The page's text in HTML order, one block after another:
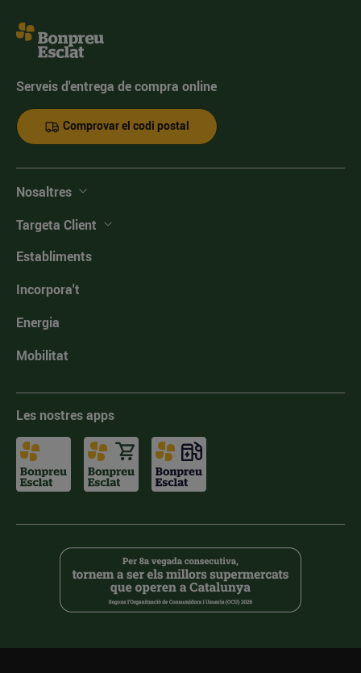
Serveis d'entrega de compra online
Comprovar el codi postal
Nosaltres
Targeta Client
Establiments
Incorpora't
Energia
Mobilitat
Les nostres apps